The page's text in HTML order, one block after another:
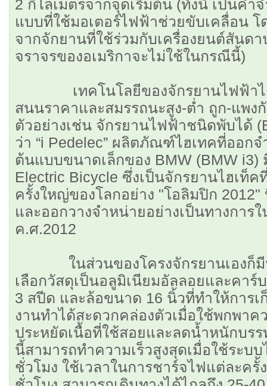
2 กิโลเมตรจากจุดเริ่มต้น (ทั้งนี้ เป็นคำ
แบบที่ใช้มอเตอร์ไฟฟ้าช่วยขับเคลื่อน
จากจักยานที่ใช้ร่วมกับเครื่องยนต์สันด
จราจรของอเมริกาจะไม่ใช้ในกรณีนี้)
เทคโนโลยีของจักรยานไฟฟ้าไ
สนนราคาและสมรรถนะสูง-ตํ่า ถูก-แพง
ตัวอย่างเช่น จักรยานไฟฟ้าชนิดพับได้
ว่า “i Pedelec” ผลิตภัณฑ์ไฮเทคที่ออก
ต้นแบบขนาดเล็กของ BMW (BMW i3)
Electric Bicycle ซึ่งเป็นจักรยานไฮเท็
ครั้งใหญ่ของโลกอย่าง "โอลิมปิก
และออกวางจำหน่ายอย่างเป็นทางการ
ค.ศ.2012
ในส่วนของโครงจักรยานเองก็มีนํ้
เลือกวัสดุเป็นอลูมิเนียมอัลลอยและคาร์
3 สปีด และล้อขนาด 16 นิ้วที่ทำให้การเ
งานทำได้สะดวกคล่องตัวเมื่อใช้พกพาค
ประหยัดเนื้อที่ใช้สอยและลดนํ้าหนักบร
นี้สามารถทำความเร็วสูงสุดเมื่อใช้ระบ
ชั่วโมง ใช้เวลาในการชาร์จไฟแต่ละครั้